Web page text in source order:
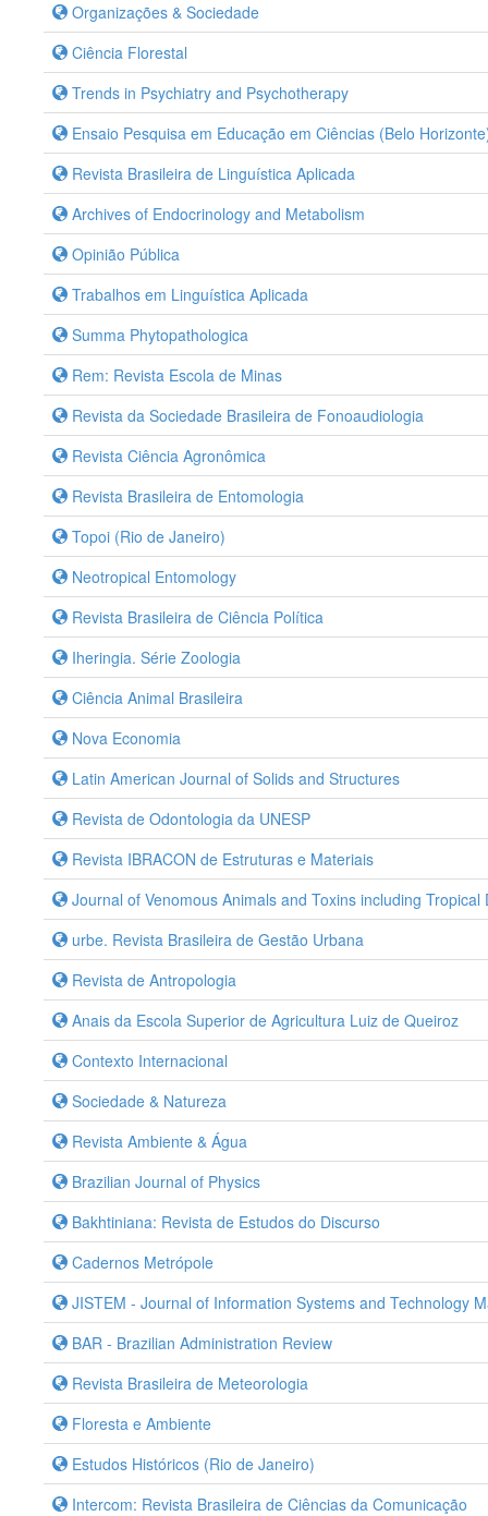
Organizações & Sociedade
Ciência Florestal
Trends in Psychiatry and Psychotherapy
Ensaio Pesquisa em Educação em Ciências (Belo
Revista Brasileira de Linguística Aplicada
Archives of Endocrinology and Metabolism
Opinião Pública
Trabalhos em Linguística Aplicada
Summa Phytopathologica
Rem: Revista Escola de Minas
Revista da Sociedade Brasileira de Fonoaudiologia
Revista Ciência Agronômica
Revista Brasileira de Entomologia
Topoi (Rio de Janeiro)
Neotropical Entomology
Revista Brasileira de Ciência Política
Iheringia. Série Zoologia
Ciência Animal Brasileira
Nova Economia
Latin American Journal of Solids and Structures
Revista de Odontologia da UNESP
Revista IBRACON de Estruturas e Materiais
Journal of Venomous Animals and Toxins including Tropical
urbe. Revista Brasileira de Gestão Urbana
Revista de Antropologia
Anais da Escola Superior de Agricultura Luiz de Queiroz
Contexto Internacional
Sociedade & Natureza
Revista Ambiente & Água
Brazilian Journal of Physics
Bakhtiniana: Revista de Estudos do Discurso
Cadernos Metrópole
JISTEM - Journal of Information Systems and Technology
BAR - Brazilian Administration Review
Revista Brasileira de Meteorologia
Floresta e Ambiente
Estudos Históricos (Rio de Janeiro)
Intercom: Revista Brasileira de Ciências da Comunicação